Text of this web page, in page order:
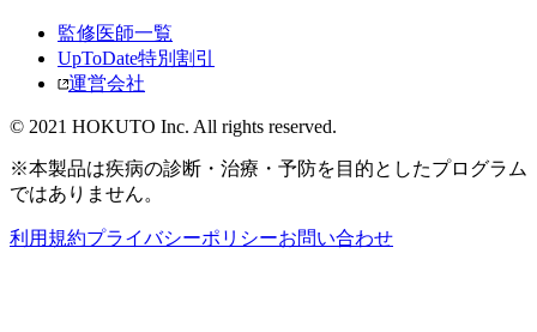
監修医師一覧
UpToDate特別割引
運営会社
© 2021 HOKUTO Inc. All rights reserved.
※本製品は疾病の診断・治療・予防を目的としたプログラム
ではありません。
利用規約プライバシーポリシーお問い合わせ